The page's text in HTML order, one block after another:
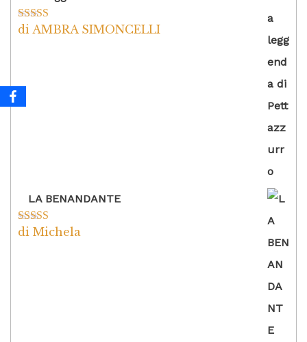
Valutato5su
di AMBRA SIMONCELLI
LA BENANDANTE
Valutato5su
di Michela